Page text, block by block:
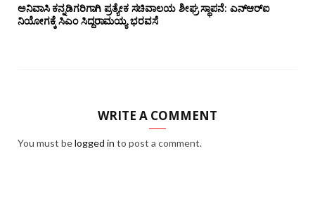
ಅನಿವಾಸಿ ಕನ್ನಡಿಗರಿಗಾಗಿ ಪ್ರತ್ಯೇಕ ಸಚಿವಾಲಯ ಶೀಘ್ರ ಸ್ಥಾಪನೆ: ಎನ್‌ಆರ್‌ಐ
ನಿಯೋಗಕ್ಕೆ ಸಿಎಂ ಸಿದ್ದರಾಮಯ್ಯ ಭರವಸೆ
WRITE A COMMENT
You must belogged in to post a comment.